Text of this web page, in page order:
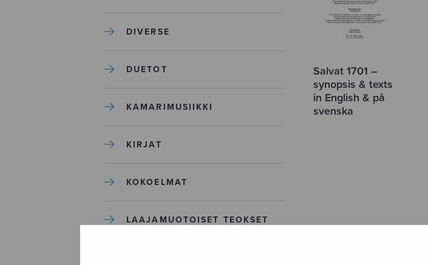
DIVERSE
DUETOT
KAMARIMUSIIKKI
KIRJAT
KOKOELMAT
LAAJAMUOTOISET TEOKSET
Salvat 1701 –
synopsis & texts
in English & på
svenska